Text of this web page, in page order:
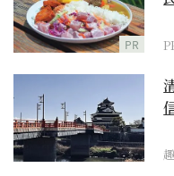
PR